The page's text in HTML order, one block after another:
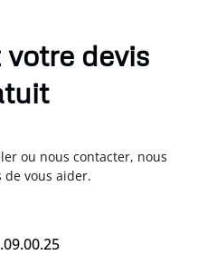
votre devis
ou nous contacter, nous
de vous aider.